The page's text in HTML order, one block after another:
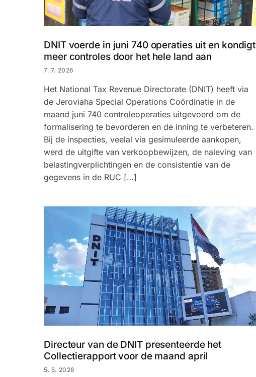
DNIT voerde in juni 740 operaties uit en kondigt
meer controles door het hele land aan
7. 7. 2026
Het National Tax Revenue Directorate (DNIT) heeft via
de Jeroviaha Special Operations Coördinatie in de
maand juni 740 controleoperaties uitgevoerd om de
formalisering te bevorderen en de inning te verbeteren.
Bij de inspecties, veelal via gesimuleerde aankopen,
werd de uitgifte van verkoopbewijzen, de naleving van
belastingverplichtingen en de consistentie van de
gegevens in de RUC […]
Directeur van de DNIT presenteerde het
Collectierapport voor de maand april
5. 5. 2026